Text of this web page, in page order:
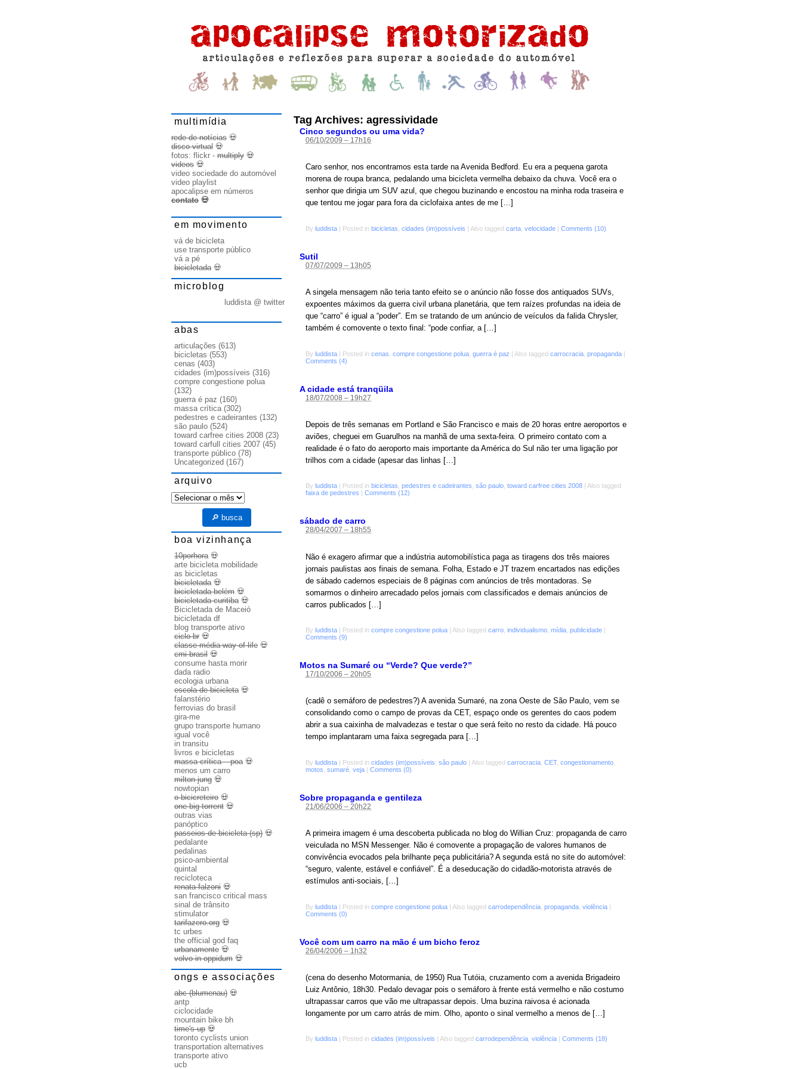
Tag Archives: agressividade
Cinco segundos ou uma vida?
06/10/2009 – 17h16
Caro senhor, nos encontramos esta tarde na Avenida Bedford. Eu era a pequena garota
morena de roupa branca, pedalando uma bicicleta vermelha debaixo da chuva. Você era o
senhor que dirigia um SUV azul, que chegou buzinando e encostou na minha roda traseira e
que tentou me jogar para fora da ciclofaixa antes de me […]
By luddista | Posted in bicicletas cidades (im)possíveis | Also tagged carta velocidade | Comments (10)
Sutil
07/07/2009 – 13h05
A singela mensagem não teria tanto efeito se o anúncio não fosse dos antiquados SUVs,
expoentes máximos da guerra civil urbana planetária, que tem raízes profundas na ideia de
que “carro” é igual a “poder”. Em se tratando de um anúncio de veículos da falida Chrysler,
também é comovente o texto final: “pode confiar, a […]
By luddista | Posted in cenas compre congestione polua guerra é paz | Also tagged carrocracia propaganda |
Comments (4)
A cidade está tranqüila
18/07/2008 – 19h27
Depois de três semanas em Portland e São Francisco e mais de 20 horas entre aeroportos e
aviões, cheguei em Guarulhos na manhã de uma sexta-feira. O primeiro contato com a
realidade é o fato do aeroporto mais importante da América do Sul não ter uma ligação por
trilhos com a cidade (apesar das linhas […]
By luddista Posted in bicicletas pedestres e cadeirantes são paulo toward carfree cities 2008
Also tagged
faixa de pedestres
Comments (12)
sábado de carro
28/04/2007 – 18h55
Não é exagero afirmar que a indústria automobilística paga as tiragens dos três maiores
jornais paulistas aos finais de semana. Folha, Estado e JT trazem encartados nas edições
de sábado cadernos especiais de 8 páginas com anúncios de três montadoras. Se
somarmos o dinheiro arrecadado pelos jornais com classificados e demais anúncios de
carros publicados […]
By luddista | Posted in compre congestione polua | Also tagged carro individualismo mídia publicidade |
Comments (9)
Motos na Sumaré ou “Verde? Que verde?”
17/10/2006 – 20h05
(cadê o semáforo de pedestres?) A avenida Sumaré, na zona Oeste de São Paulo, vem se
consolidando como o campo de provas da CET, espaço onde os gerentes do caos podem
abrir a sua caixinha de malvadezas e testar o que será feito no resto da cidade. Há pouco
tempo implantaram uma faixa segregada para […]
By luddista | Posted in cidades (im)possíveis são paulo | Also tagged carrocracia CET, congestionamento
motos sumaré veja | Comments (0)
Sobre propaganda e gentileza
21/06/2006 – 20h22
A primeira imagem é uma descoberta publicada no blog do Willian Cruz: propaganda de carro
veiculada no MSN Messenger. Não é comovente a propagação de valores humanos de
convivência evocados pela brilhante peça publicitária? A segunda está no site do automóvel:
“seguro, valente, estável e confiável”. É a deseducação do cidadão-motorista através de
estímulos anti-sociais, […]
By luddista | Posted in compre congestione polua | Also tagged carrodependência propaganda violência |
Comments (0)
Você com um carro na mão é um bicho feroz
26/04/2006 – 1h32
(cena do desenho Motormania, de 1950) Rua Tutóia, cruzamento com a avenida Brigadeiro
Luiz Antônio, 18h30. Pedalo devagar pois o semáforo à frente está vermelho e não costumo
ultrapassar carros que vão me ultrapassar depois. Uma buzina raivosa é acionada
longamente por um carro atrás de mim. Olho, aponto o sinal vermelho a menos de […]
By luddista Posted in cidades (im)possíveis Also tagged carrodependência violência Comments (18)
multimídia
rede de notícias 💀
disco virtual 💀
fotos: flickr - multiply 💀
videos 💀
video sociedade do automóvel
video playlist
apocalipse em números
contato 💀
em movimento
vá de bicicleta
use transporte público
vá a pé
bicicletada💀
microblog
luddista @ twitter
abas
articulações (613)
bicicletas (553)
cenas (403)
cidades (im)possíveis (316)
compre congestione polua
(132)
guerra é paz (160)
massa crítica(302)
pedestres e cadeirantes (132)
são paulo (524)
toward carfree cities 2008 (23)
toward carfull cities 2007 (45)
transporte público (78)
Uncategorized (167)
arquivo
arquivo
🔎 busca
boa vizinhança
10porhora💀
arte bicicleta mobilidade
as bicicletas
bicicletada💀
bicicletada belém 💀
bicicletada curitiba💀
Bicicletada de Maceió
bicicletada df
blog transporte ativo
ciclo br 💀
classe média way of life 💀
cmi brasil 💀
consume hasta morir
dada radio
ecologia urbana
escola de bicicleta💀
falanstério
ferrovias do brasil
gira-me
grupo transporte humano
igual você
in transitu
livros e bicicletas
massa crítica – poa💀
menos um carro
milton jung 💀
nowtopian
o bicicreteiro 💀
one big torrent 💀
outras vias
panóptico
passeios de bicicleta (sp) 💀
pedalante
pedalinas
psico-ambiental
quintal
recicloteca
renata falzoni 💀
san francisco critical mass
sinal de trânsito
stimulator
tarifazero.org 💀
tc urbes
the official god faq
urbanamente 💀
volvo in oppidum 💀
ongs e associações
abc (blumenau) 💀
antp
ciclocidade
mountain bike bh
time's up 💀
toronto cyclists union
transportation alternatives
transporte ativo
ucb